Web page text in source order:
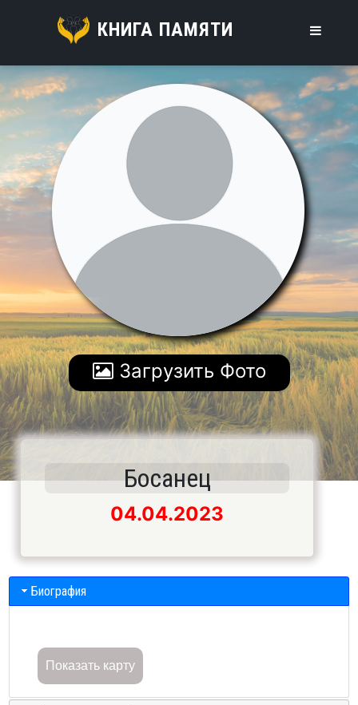
КНИГА ПАМЯТИ
Загрузить Фото
Босанец
04.04.2023
Биография
Показать карту